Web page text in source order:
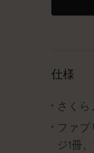
レクショ
仕様
さくら
ファ
ジ1冊